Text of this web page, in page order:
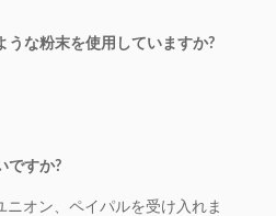
うな粉末を使用していますか?
ですか?
オン、ペイパルを受け入れま